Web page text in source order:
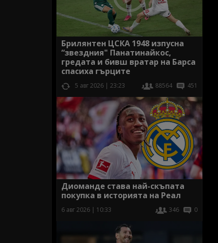
Брилянтен ЦСКА 1948 изпусна
“звездния" Панатинайкос,
гредата и бивш вратар на Барса
спасиха гърците
5 авг 2026 | 23:23 88564 451
Диоманде става най-скъпата
покупка в историята на Реал
6 авг 2026 | 10:33 346 0